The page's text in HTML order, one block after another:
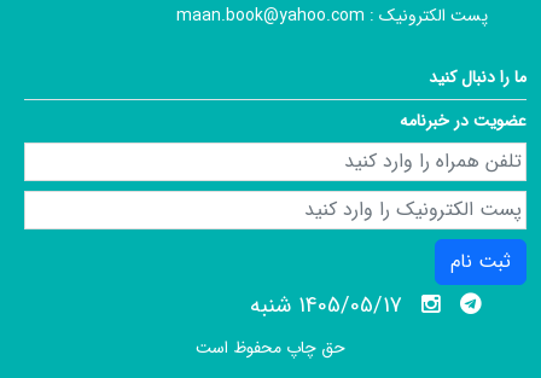
پست الکترونیک : maan.book@yahoo.com
ما را دنبال کنید
عضویت در خبرنامه
ثبت نام
1405/05/17 شنبه
حق چاپ محفوظ است